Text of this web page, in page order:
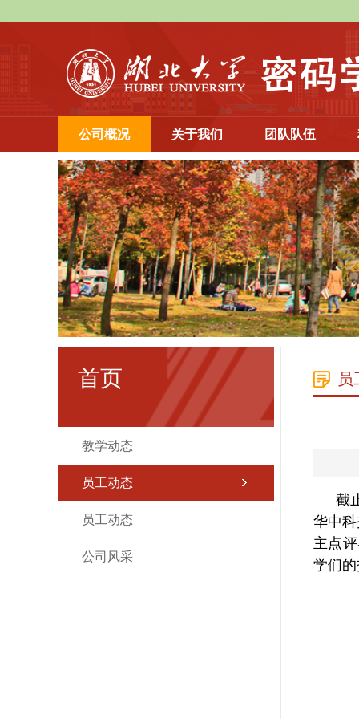
公司概况 关于我们 团队队伍
首页
教学动态
员工动态
员工动态
公司风采
员
截
华中
主点
学们的